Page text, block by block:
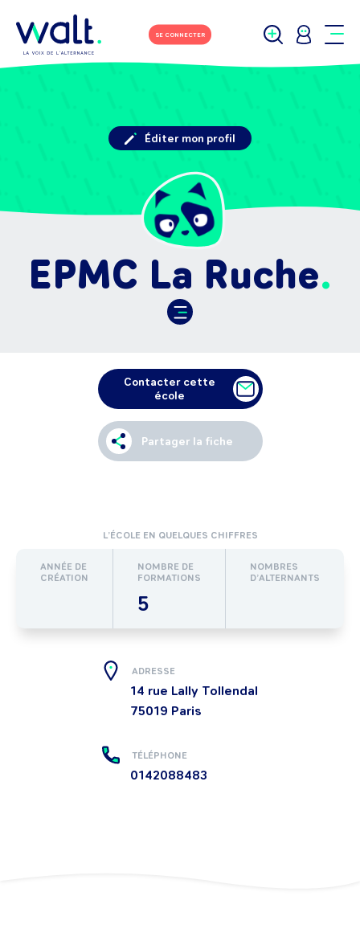
SE CONNECTER
EPMC La Ruche
Éditer mon profil
Contacter cette
école
Partager la fiche
L’ÉCOLE EN QUELQUES CHIFFRES
ANNÉE DE
CRÉATION
NOMBRE DE
FORMATIONS
5
NOMBRES
D’ALTERNANTS
ADRESSE
14 rue Lally Tollendal
75019 Paris
TÉLÉPHONE
0142088483